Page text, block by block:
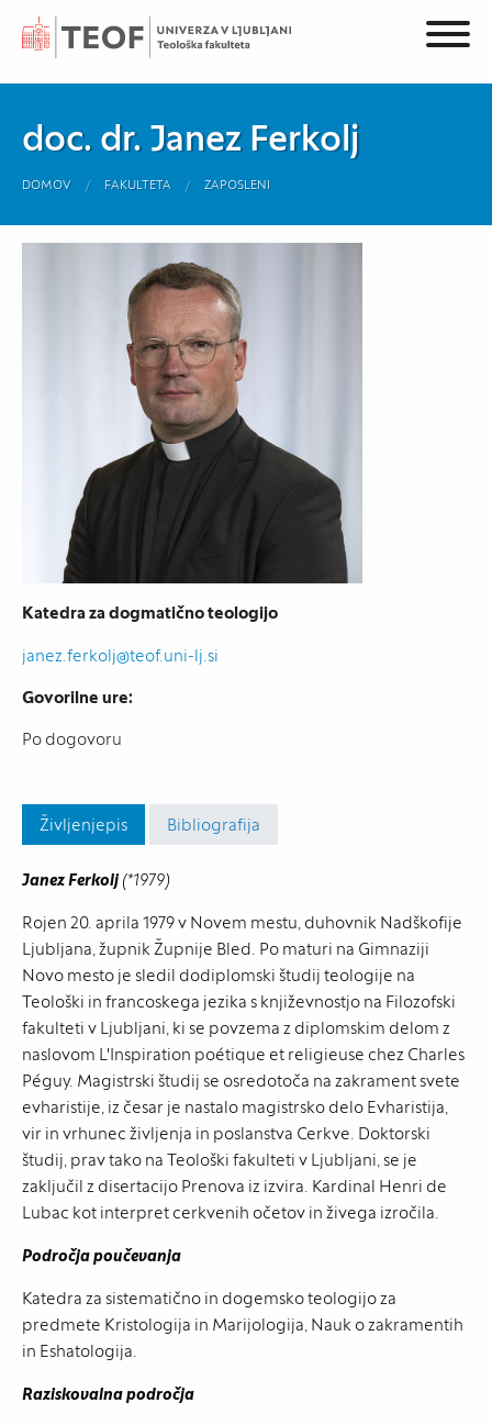
doc. dr. Janez Ferkolj
DOMOV FAKULTETA ZAPOSLENI
Katedra za dogmatično teologijo
janez.ferkolj@teof.uni-lj.si
Govorilne ure:
Po dogovoru
Življenjepis Bibliografija
Janez Ferkolj(*1979)
Rojen 20. aprila 1979 v Novem mestu, duhovnik Nadškofije
Ljubljana, župnik Župnije Bled. Po maturi na Gimnaziji
Novo mesto je sledil dodiplomski študij teologije na
Teološki in francoskega jezika s književnostjo na Filozofski
fakulteti v Ljubljani, ki se povzema z diplomskim delom z
naslovom L'Inspiration poétique et religieuse chez Charles
Péguy. Magistrski študij se osredotoča na zakrament svete
evharistije, iz česar je nastalo magistrsko delo Evharistija,
vir in vrhunec življenja in poslanstva Cerkve. Doktorski
študij, prav tako na Teološki fakulteti v Ljubljani, se je
zaključil z disertacijo Prenova iz izvira. Kardinal Henri de
Lubac kot interpret cerkvenih očetov in živega izročila.
Področja poučevanja
Katedra za sistematično in dogemsko teologijo za
predmete Kristologija in Marijologija, Nauk o zakramentih
in Eshatologija.
Raziskovalna področja